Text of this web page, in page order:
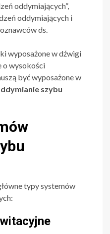
oddymiających”,
oddymiających i
ds.
wyposażone w dźwigi
o wysokości
być wyposażone w
szybu
typy systemów